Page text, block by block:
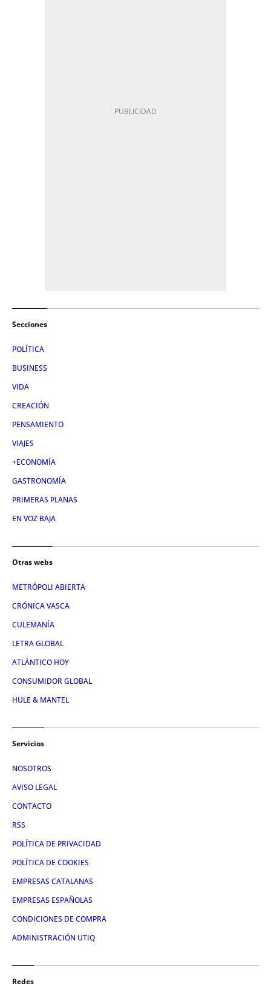
Secciones
POLÍTICA
BUSINESS
VIDA
CREACIÓN
PENSAMIENTO
VIAJES
+ECONOMÍA
GASTRONOMÍA
PRIMERAS PLANAS
EN VOZ BAJA
Otras webs
METRÓPOLI ABIERTA
CRÓNICA VASCA
CULEMANÍA
LETRA GLOBAL
ATLÁNTICO HOY
CONSUMIDOR GLOBAL
HULE & MANTEL
Servicios
NOSOTROS
AVISO LEGAL
CONTACTO
RSS
POLÍTICA DE PRIVACIDAD
POLÍTICA DE COOKIES
EMPRESAS CATALANAS
EMPRESAS ESPAÑOLAS
CONDICIONES DE COMPRA
ADMINISTRACIÓN UTIQ
Redes